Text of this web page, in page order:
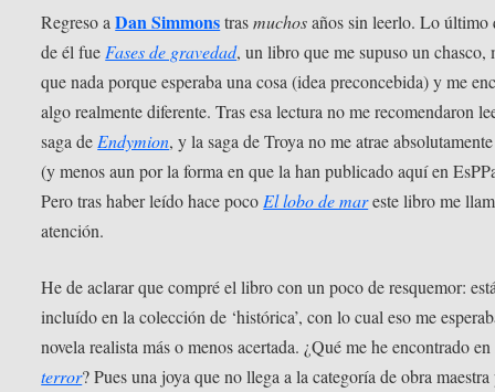
Regreso aDan Simmonstrasmuchosaños sin leerlo. Lo último
de él fue Fases de gravedad, un libro que me supuso un chasco,
que nada porque esperaba una cosa (idea preconcebida) y me
algo realmente diferente. Tras esa lectura no me recomendaron
saga de Endymion, y la saga de Troya no me atrae
(y menos aun por la forma en que la han publicado aquí en
Pero tras haber leído hace poco El lobo de mareste libro me
atención.
He de aclarar que compré el libro con un poco de resquemor:
incluído en la colección de ‘histórica’, con lo cual eso me
novela realista más o menos acertada. ¿Qué me he encontrado en
terror? Pues una joya que no llega a la categoría de obra